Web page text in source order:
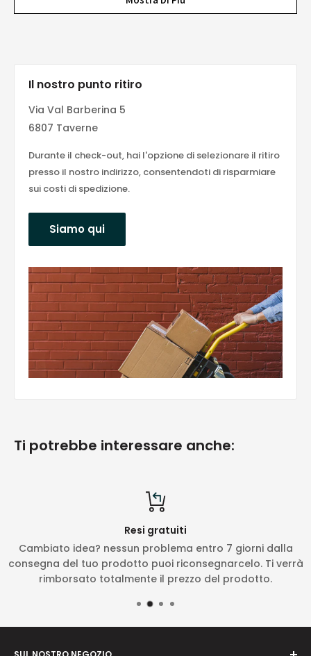
Il nostro punto ritiro
Via Val Barberina 5
6807 Taverne
Durante il check-out, hai l'opzione di selezionare il ritiro
presso il nostro indirizzo, consentendoti di risparmiare
sui costi di spedizione.
Siamo qui
Ti potrebbe interessare anche:
Resi gratuiti
Cambiato idea? nessun problema entro 7 giorni dalla
consegna del tuo prodotto puoi riconsegnarcelo. Ti verrà
rimborsato totalmente il prezzo del prodotto.